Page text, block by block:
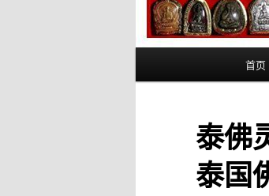
首页
泰佛
泰国